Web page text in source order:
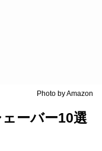
Photo by Amazon
ーバー10選